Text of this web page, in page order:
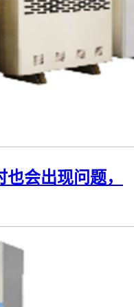
会出现问题，